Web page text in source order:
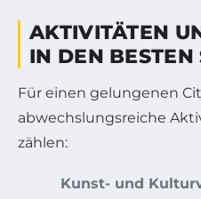
AKTIVITÄTEN
IN DEN BESTEN
Für einen gelungenen
abwechslungsreiche
zählen:
Kunst- und